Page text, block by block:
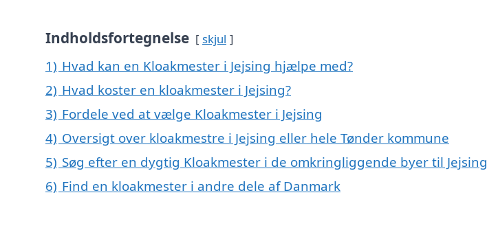
Indholdsfortegnelse skjul
1) Hvad kan en Kloakmester i Jejsing hjælpe med?
2) Hvad koster en kloakmester i Jejsing?
3) Fordele ved at vælge Kloakmester i Jejsing
4) Oversigt over kloakmestre i Jejsing eller hele Tønder kommune
5) Søg efter en dygtig Kloakmester i de omkringliggende byer til Jejsing
6) Find en kloakmester i andre dele af Danmark